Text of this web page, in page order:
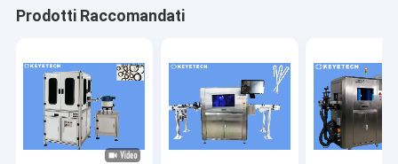
Prodotti Raccomandati